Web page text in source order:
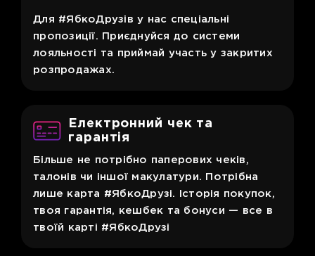
Для #ЯбкоДрузів у нас спеціальні
пропозиції. Приєднуйся до системи
лояльності та приймай участь у закритих
розпродажах.
Електронний чек та
гарантія
Більше не потрібно паперових чеків,
талонів чи іншої макулатури. Потрібна
лише карта #ЯбкоДрузі. Історія покупок,
твоя гарантія, кешбек та бонуси — все в
твоїй карті #ЯбкоДрузі